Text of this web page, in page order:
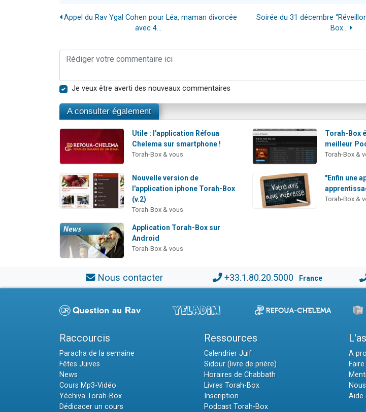
Appel du Rav Ygal Cohen pour Léa, maman divorcée
avec 4...
Soirée du 31 décembre
Box...
Je veux être averti des nouveaux commentaires
A consulter également
Utile : l'application Réfoua
Chelema sur smartphone !
Torah-Box & vous
Torah-Box
meilleur
Torah-Box &
Nouvelle version de
l'application iphone Torah-Box
(v.2)
Torah-Box & vous
"Enfin une
Torah-Box &
Application Torah-Box sur
Android
Torah-Box & vous
Nous contacter +33.1.80.20.5000 France
Raccourcis
Paracha de la semaine
Fêtes Juives
News
Cours Mp3-Vidéo
Yéchiva Torah-Box
Dédicacer un cours
Ressources
Calendrier Juif
Sidour (livre de prière)
Horaires de Chabbath
Livres Torah-Box
Inscription
Podcast Torah-Box
A
Aide